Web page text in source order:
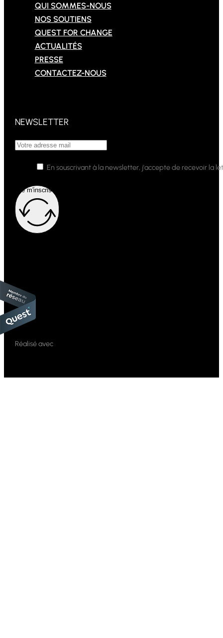
QUI SOMMES-NOUS
NOS SOUTIENS
QUEST FOR CHANGE
ACTUALITÉS
PRESSE
CONTACTEZ-NOUS
NEWSLETTER
En souscrivant à la newsletter, j'accepte de recevoir la
Je m'inscris !
Réalisé avec